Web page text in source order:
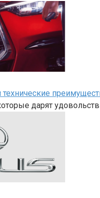
технические
дарят